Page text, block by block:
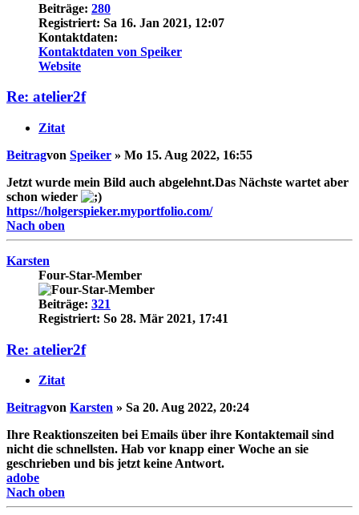
Beiträge: 280
Registriert: Sa 16. Jan 2021, 12:07
Kontaktdaten:
Kontaktdaten von Speiker
Website
Re: atelier2f
Zitat
Beitragvon Speiker » Mo 15. Aug 2022, 16:55
Jetzt wurde mein Bild auch abgelehnt.Das Nächste wartet aber
schon wieder
https://holgerspieker.myportfolio.com/
Nach oben
Karsten
Four-Star-Member
Beiträge: 321
Registriert: So 28. Mär 2021, 17:41
Re: atelier2f
Zitat
Beitragvon Karsten » Sa 20. Aug 2022, 20:24
Ihre Reaktionszeiten bei Emails über ihre Kontaktemail sind
nicht die schnellsten. Hab vor knapp einer Woche an sie
geschrieben und bis jetzt keine Antwort.
adobe
Nach oben